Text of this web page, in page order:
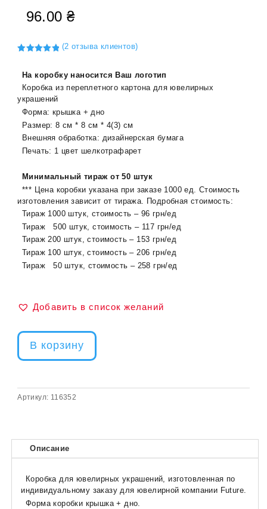
96.00 ₴
на основе
пользовате
лей
(2 отзыва клиентов)
На коробку наносится Ваш логотип
Коробка из переплетного картона для ювелирных
украшений
Форма: крышка + дно
Размер: 8 см * 8 см * 4(3) см
Внешняя обработка: дизайнерская бумага
Печать: 1 цвет шелкотрафарет
Минимальный тираж от 50 штук
*** Цена коробки указана при заказе 1000 ед. Стоимость
изготовления зависит от тиража. Подробная стоимость:
Тираж 1000 штук, стоимость – 96 грн/ед
Тираж 500 штук, стоимость – 117 грн/ед
Тираж 200 штук, стоимость – 153 грн/ед
Тираж 100 штук, стоимость – 206 грн/ед
Тираж 50 штук, стоимость – 258 грн/ед
Добавить в список желаний
В корзину
Артикул: 116352
Описание
Коробка для ювелирных украшений, изготовленная по
индивидуальному заказу для ювелирной компании Future.
Форма коробки крышка + дно.